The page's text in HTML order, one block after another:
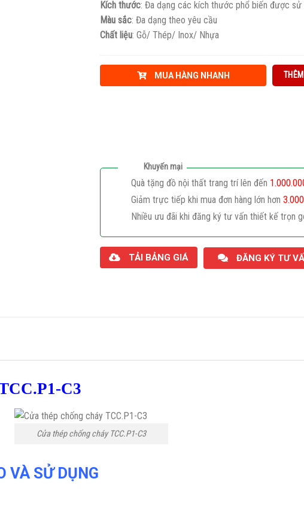
Kích thước: Đa dạng các kích thước phổ biến được sử
Màu sắc: Đa dạng theo yêu cầu
Chất liệu: Gỗ/ Thép/ Inox/ Nhựa
MUA HÀNG NHANH
Khuyến mại
Quà tặng đồ nội thất trang trí lên đến
Giảm trực tiếp khi mua đơn hàng lớn hơn
Nhiều ưu đãi khi đăng ký tư vấn thiết kế trọn
TẢI BẢNG GIÁ ĐĂNG KÝ TƯ
C3
Cửa thép chống cháy TCC.P1-C3
VÀ SỬ DỤNG